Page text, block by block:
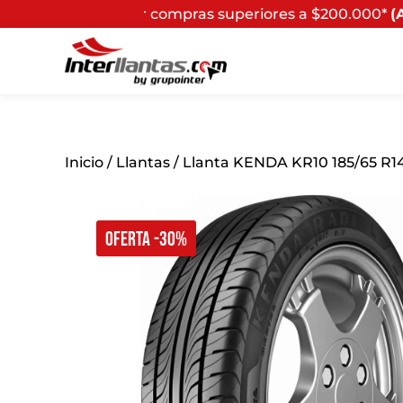
superiores a $200.000*(Aplican Términos y
OFERTA -30%
Inicio / Llantas / Llanta KENDA KR10 185/65